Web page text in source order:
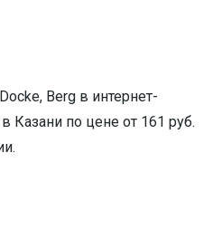
Berg в интернет-
Казани по цене от 161 руб.